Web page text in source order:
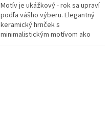
Motív je ukážkový - rok sa upraví
podľa vášho výberu. Elegantný
keramický hrnček s
minimalistickým motívom ako
pamiatka pre manžela.